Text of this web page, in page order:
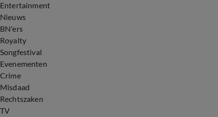
Entertainment
Nieuws
BN'ers
Royalty
Songfestival
Evenementen
Crime
Misdaad
Rechtszaken
TV